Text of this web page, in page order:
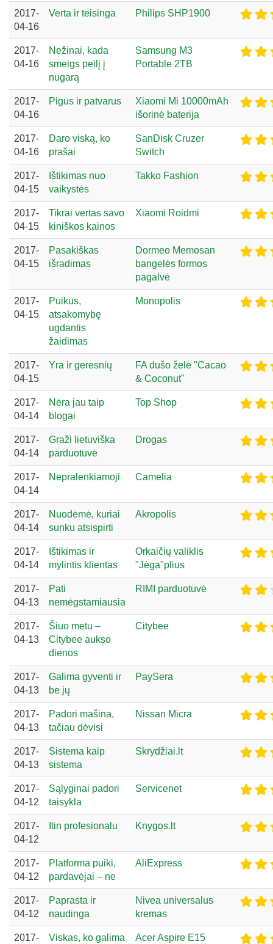
2017-
04-16
Verta ir teisinga Philips SHP1900
2017-
04-16
Nežinai, kada
smeigs peilį į
nugarą
Samsung M3
Portable 2TB
2017-
04-16
Pigus ir patvarus
Xiaomi Mi 10000mAh
išorinė baterija
2017-
04-16
Daro viską, ko
prašai
SanDisk Cruzer
Switch
2017-
04-15
Ištikimas nuo
vaikystės
Takko Fashion
2017-
04-15
Tikrai vertas savo
kiniškos kainos
Xiaomi Roidmi
2017-
04-15
Pasakiškas
išradimas
Dormeo Memosan
bangelės formos
pagalvė
2017-
04-15
Puikus,
atsakomybę
ugdantis
žaidimas
Monopolis
2017-
04-15
Yra ir geresnių
FA dušo želė "Cacao
& Coconut"
2017-
04-14
Nėra jau taip
blogai
Top Shop
2017-
04-14
Graži lietuviška
parduotuvė
Drogas
2017-
04-14
Nepralenkiamoji Camelia
2017-
04-14
Nuodėmė, kuriai
sunku atsispirti
Akropolis
2017-
04-14
Ištikimas ir
mylintis klientas
Orkaičių valiklis
"Jėga"plius
2017-
04-13
Pati
nemėgstamiausia
RIMI parduotuvė
2017-
04-13
Šiuo metu –
Citybee aukso
dienos
Citybee
2017-
04-13
Galima gyventi ir
be jų
PaySera
2017-
04-13
Padori mašina,
tačiau dėvisi
Nissan Micra
2017-
04-13
Sistema kaip
sistema
Skrydžiai.lt
2017-
04-12
Sąlyginai padori
taisykla
Servicenet
2017-
04-12
Itin profesionalu Knygos.lt
2017-
04-12
Platforma puiki,
pardavėjai – ne
AliExpress
2017-
04-12
Paprasta ir
naudinga
Nivea universalus
kremas
2017- Viskas, ko galima Acer Aspire E15